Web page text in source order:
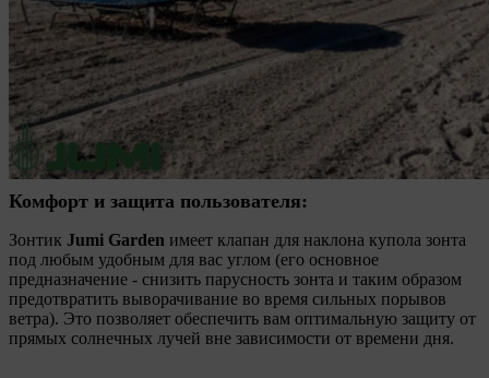
Комфорт и защита пользователя:
Зонтик Jumi Garden имеет клапан для наклона купола зонта
под любым удобным для вас углом (его основное
предназначение - снизить парусность зонта и таким образом
предотвратить выворачивание во время сильных порывов
ветра). Это позволяет обеспечить вам оптимальную защиту от
прямых солнечных лучей вне зависимости от времени дня.